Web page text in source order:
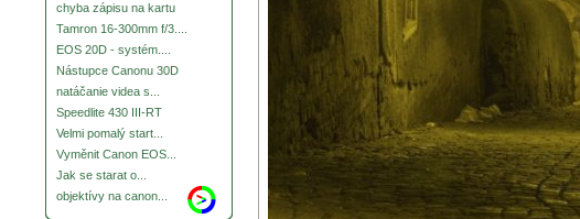
chyba zápisu na kartu
Tamron 16-300mm f/3....
EOS 20D - systém....
Nástupce Canonu 30D
natáčanie videa s...
Speedlite 430 III-RT
Velmi pomalý start...
Vyměnit Canon EOS...
Jak se starat o...
objektívy na canon...